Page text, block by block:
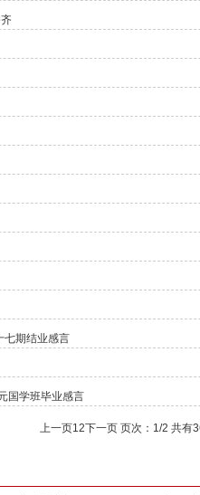
期结业感言
国学班毕业感言
上一页12下一页页次：1/2 共有